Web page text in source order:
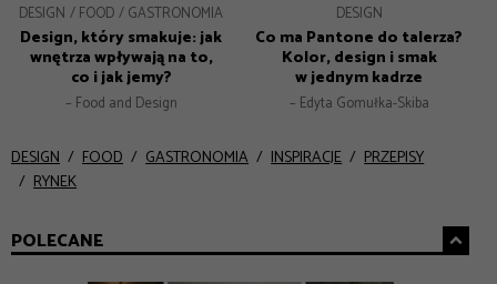
DESIGN FOOD GASTRONOMIA
Design, który smakuje: jak
wnętrza wpływają na to,
co i jak jemy?
– Food and Design
DESIGN
Co ma Pantone do talerza?
Kolor, design i smak
w jednym kadrze
– Edyta Gomułka-Skiba
DESIGN FOOD GASTRONOMIA INSPIRACJE
PRZEPISY
RYNEK
POLECANE